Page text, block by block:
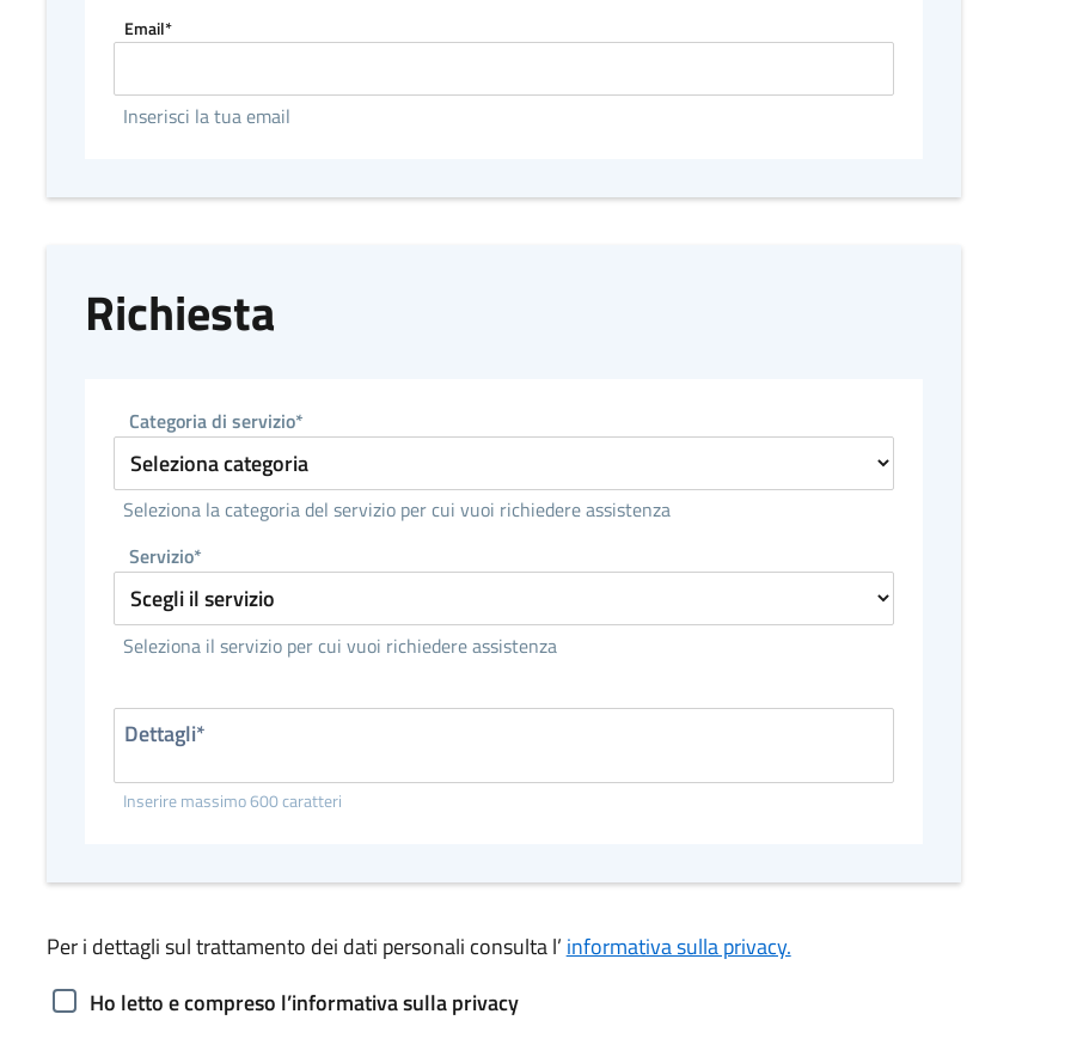
Email*
Inserisci la tua email
Richiesta
Categoria di servizio*
Seleziona la categoria del servizio per cui vuoi richiedere assistenza
Servizio*
Seleziona il servizio per cui vuoi richiedere assistenza
Dettagli*
Inserire massimo 600 caratteri
Per i dettagli sul trattamento dei dati personali consulta l’ informativa sulla privacy.
Ho letto e compreso l’informativa sulla privacy